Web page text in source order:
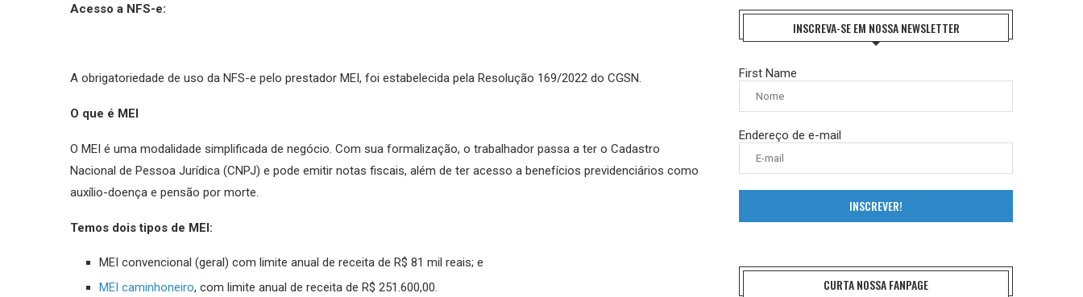
Acesso a NFS-e:
A obrigatoriedade de uso da NFS-e pelo prestador MEI, foi estabelecida pela Resolução 169/2022 do CGSN.
O que é MEI
O MEI é uma modalidade simplificada de negócio. Com sua formalização, o trabalhador passa a ter o Cadastro
Nacional de Pessoa Jurídica (CNPJ) e pode emitir notas fiscais, além de ter acesso a benefícios previdenciários como
auxílio-doença e pensão por morte.
Temos dois tipos de MEI:
MEI convencional (geral) com limite anual de receita de R$ 81 mil reais; e
MEI caminhoneiro, com limite anual de receita de R$ 251.600,00.
INSCREVA-SE EM NOSSA NEWSLETTER
First Name
Endereço de e-mail
INSCREVER!
CURTA NOSSA FANPAGE